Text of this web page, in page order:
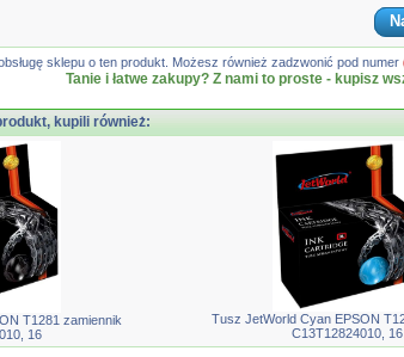
sklepu o ten produkt. Możesz również zadzwonić pod numer
Tanie i łatwe zakupy? Z nami to proste - kupisz
kupili również:
T1281 zamiennik
16
Tusz JetWorld Cyan EPSON
C13T12824010, 16